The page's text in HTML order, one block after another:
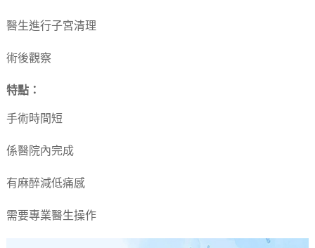
醫生進行子宮清理
術後觀察
特點：
手術時間短
係醫院內完成
有麻醉減低痛感
需要專業醫生操作